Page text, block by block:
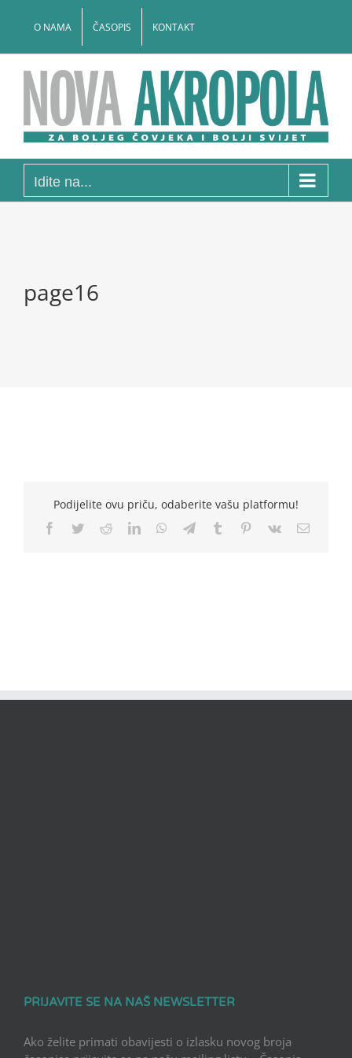
O NAMA ČASOPIS KONTAKT
Idite na...
page16
Podijelite ovu priču, odaberite vašu platformu!
Facebook
TwitterRedditLinkedInWhatsApp
TelegramTumblr Pinterest
Vk Email
PRIJAVITE SE NA NAŠ NEWSLETTER
Ako želite primati obavijesti o izlasku novog broja